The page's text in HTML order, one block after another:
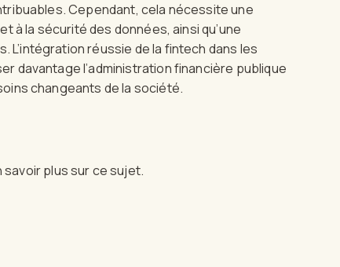
Cependant, cela nécessite une
à la sécurité des données, ainsi qu’une
réussie de la fintech dans les
davantage l’administration financière publique
changeants de la société.
plus sur ce sujet.